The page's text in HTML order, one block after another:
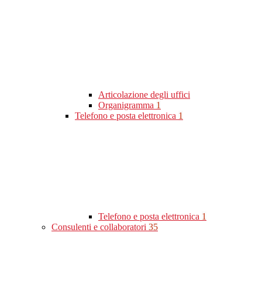
Articolazione degli uffici
Organigramma 1
Telefono e posta elettronica 1
Telefono e posta elettronica 1
Consulenti e collaboratori 35